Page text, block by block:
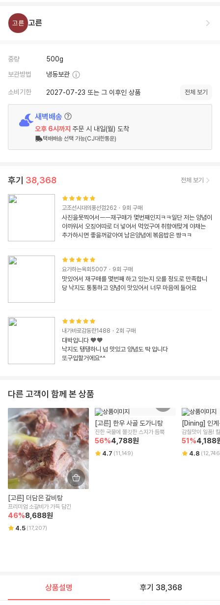
고른
중량
500g
보관방법
냉동보관
소비기한 2027-07-23 또는 그 이후인 상품 전체 보기
새벽배송
오후 6시 까지 주문 시 내일(월) 도착
택배배송 선택 가능(CJ대한통운)
후기 38,368 전체 보기
고조선시대의풍선껌262 · 9회 구매
사진을못찍어서ㅡㅡ재구매가 몇번째인지ㅋㅋ일단 저는 양념이
아까워서 오징어따로 더 넣어서 먹었구여 취향에맞게 야채는
추가하시면 좋을꺼같아여 남은양념에 볶음밥은 짱ㅋㅋ
요가하는육회5007 · 9회 구매
맛있어서 재구매를 몇번째 하고 있는지 모를 정도로 만족합니
당 낙지도 통통하고 양념이 맛있어서 너무 마음에 들어요
내가바로감동란1488 · 2회 구매
대박입니다 🧡🧡
낙지도 탱탱하니 넘 맛있고 양념도 딱 입니다
또구입할거에요^^
다른 고객이 함께 본 상품
[고른] 더담은 갈비탕
프리미엄 소갈비가 가득 담긴
46%8,688원
4.5 (17,207)
[고른] 한우 사골 도가니탕
진한 국물에 쫄깃한 스지가 듬뿍
56%4,788원
4.7 (11,149)
[Dining] 인계
감칠맛이 일품!
51%4,188
4.8 (12,746
상품설명 후기 38,368